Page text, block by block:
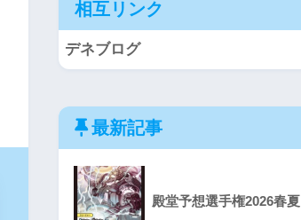
相互リンク
デネブログ
最新記事
殿堂予想選手権2026春夏